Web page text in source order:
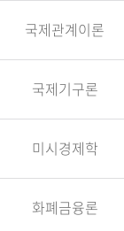
국제관계이론
국제기구론
미시경제학
화폐금융론